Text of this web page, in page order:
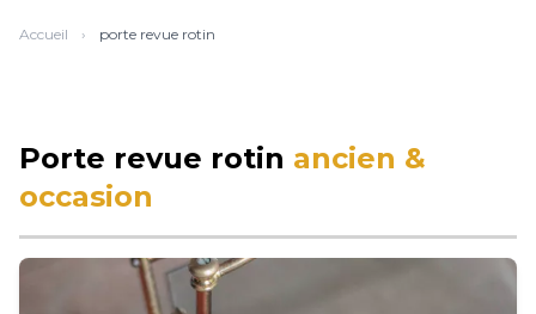
Accueil › porte revue rotin
Porte revue rotin ancien &
occasion